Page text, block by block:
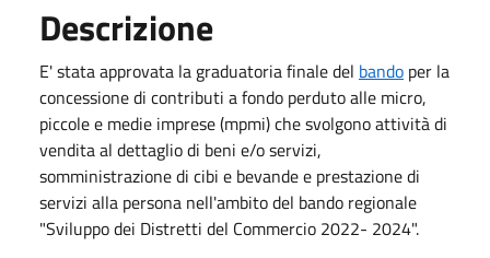
Descrizione
E' stata approvata la graduatoria finale del bando per la
concessione di contributi a fondo perduto alle micro,
piccole e medie imprese (mpmi) che svolgono attività di
vendita al dettaglio di beni e/o servizi,
somministrazione di cibi e bevande e prestazione di
servizi alla persona nell'ambito del bando regionale
"Sviluppo dei Distretti del Commercio 2022- 2024".